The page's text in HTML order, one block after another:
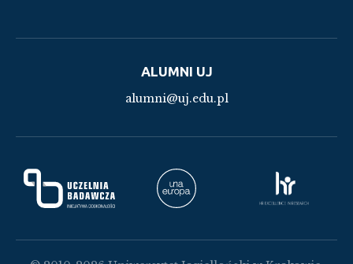
ALUMNI UJ
alumni@uj.edu.pl